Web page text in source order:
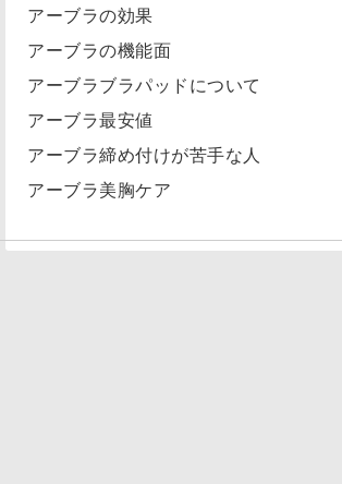
アーブラの効果
アーブラの機能面
アーブラブラパッドについて
アーブラ最安値
アーブラ締め付けが苦手な人
アーブラ美胸ケア